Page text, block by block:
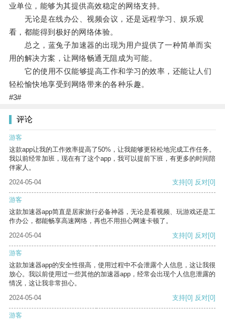
业单位，能够为其提供高效稳定的网络支持。
无论是在线办公、视频会议，还是远程学习、娱乐观
看，都能得到极好的网络体验。
总之，蓝兔子加速器的出现为用户提供了一种简单而实
用的解决方案，让网络畅通无阻成为可能。
它的使用不仅能够提高工作和学习的效率，还能让人们
轻松愉快地享受到网络带来的各种乐趣。
#3#
评论
游客
这款app让我的工作效率提高了50%，让我能够更轻松地完成工作任务。
我以前经常加班，现在有了这个app，我可以提前下班，有更多的时间陪
伴家人。
2024-05-04
支持[0] 反对[0]
游客
这款加速器app简直是居家旅行必备神器，无论是看视频、玩游戏还是工
作办公，都能畅享高速网络，再也不用担心网速卡顿了。
2024-05-04
支持[0] 反对[0]
游客
这款加速器app的安全性很高，使用过程中不会泄露个人信息，这让我很
放心。我以前使用过一些其他的加速器app，经常会出现个人信息泄露的
情况，这让我非常担心。
2024-05-04
支持[0] 反对[0]
游客